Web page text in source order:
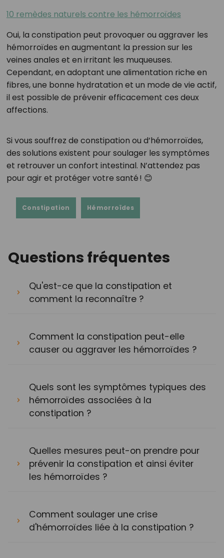
10 remèdes naturels contre les hémorroïdes
Oui, la constipation peut provoquer ou aggraver les
hémorroïdes en augmentant la pression sur les
veines anales et en irritant les muqueuses.
Cependant, en adoptant une alimentation riche en
fibres, une bonne hydratation et un mode de vie actif,
il est possible de prévenir efficacement ces deux
affections.
Si vous souffrez de constipation ou d’hémorroïdes,
des solutions existent pour soulager les symptômes
et retrouver un confort intestinal. N’attendez pas
pour agir et protéger votre santé ! 😊
Constipation Hémorroïdes
Questions fréquentes
Qu'est-ce que la constipation et
comment la reconnaître ?
Comment la constipation peut-elle
causer ou aggraver les hémorroïdes ?
Quels sont les symptômes typiques des
hémorroïdes associées à la
constipation ?
Quelles mesures peut-on prendre pour
prévenir la constipation et ainsi éviter
les hémorroïdes ?
Comment soulager une crise
d'hémorroïdes liée à la constipation ?